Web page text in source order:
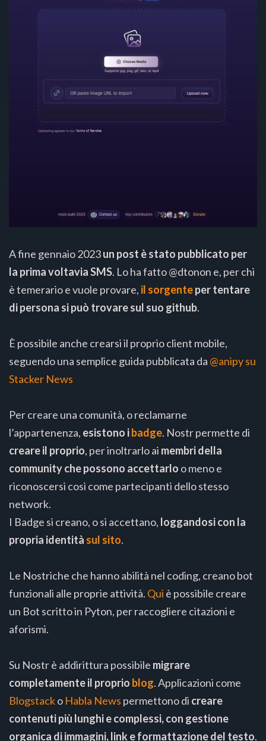
A fine gennaio 2023un post è stato pubblicato per
la prima voltavia SMS. Lo ha fatto @dtonon e, per chi
è temerario e vuole provare, il sorgenteper tentare
di persona si può trovare sul suo github.
È possibile anche crearsi il proprio client mobile,
seguendo una semplice guida pubblicata da @anipy su
Stacker News
Per creare una comunità, o reclamarne
l’appartenenza, esistono ibadge. Nostr permette di
creare il proprio, per inoltrarlo ai membri della
community che possono accettarlo o meno e
riconoscersi così come partecipanti dello stesso
network.
I Badge si creano, o si accettano, loggandosi con la
propria identità sul sito.
Le Nostriche che hanno abilità nel coding, creano bot
funzionali alle proprie attività. Qui è possibile creare
un Bot scritto in Pyton, per raccogliere citazioni e
aforismi.
Su Nostr è addirittura possibile migrare
completamente il proprio blog. Applicazioni come
Blogstacko Habla News permettono di creare
contenuti più lunghi e complessi, con gestione
organica di immagini, link e formattazione del testo.